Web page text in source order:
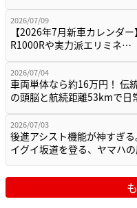
2026/07/09
【2026年7月新車カレンダ
R1000Rや実力派エリミネ…
2026/07/04
車両単体なら約16万円！ 伝
の頭脳と航続距離53kmで
2026/07/03
後進アシスト機能が神すぎ
イグイ坂道を登る、ヤマハ